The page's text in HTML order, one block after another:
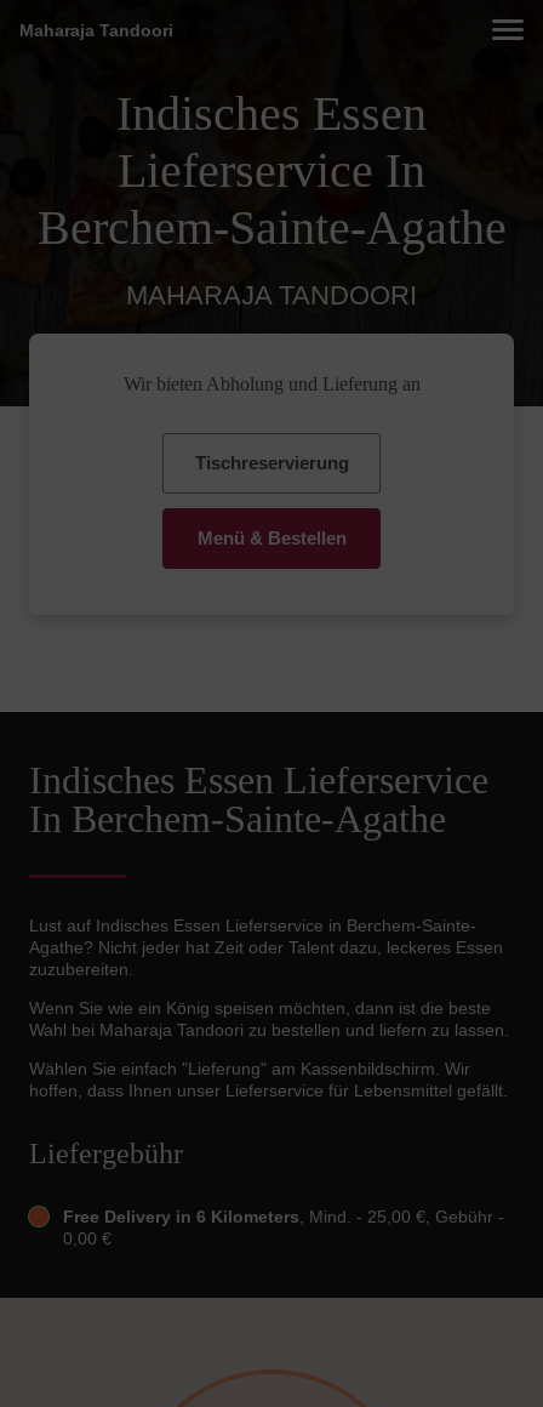
Maharaja Tandoori
Indisches Essen
Lieferservice In
Berchem-Sainte-Agathe
MAHARAJA TANDOORI
Wir bieten Abholung und Lieferung an
Tischreservierung
Menü & Bestellen
Indisches Essen Lieferservice
In Berchem-Sainte-Agathe
Lust auf Indisches Essen Lieferservice in Berchem-Sainte-
Agathe? Nicht jeder hat Zeit oder Talent dazu, leckeres Essen
zuzubereiten.
Wenn Sie wie ein König speisen möchten, dann ist die beste
Wahl bei Maharaja Tandoori zu bestellen und liefern zu lassen.
Wählen Sie einfach "Lieferung" am Kassenbildschirm. Wir
hoffen, dass Ihnen unser Lieferservice für Lebensmittel gefällt.
Liefergebühr
Free Delivery in 6 Kilometers, Mind. - 25,00 €, Gebühr -
0,00 €